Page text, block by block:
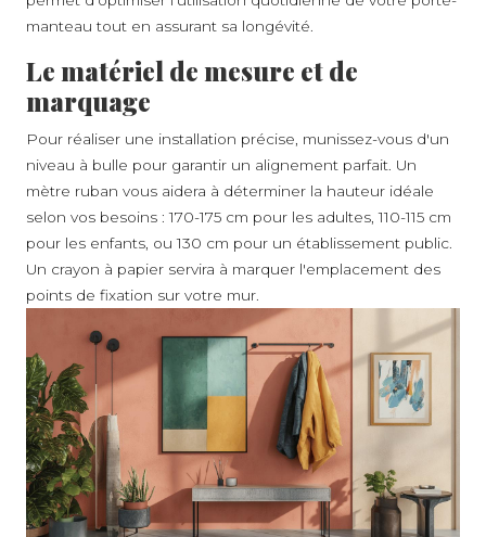
manteau tout en assurant sa longévité.
Le matériel de mesure et de
marquage
Pour réaliser une installation précise, munissez-vous d'un
niveau à bulle pour garantir un alignement parfait. Un
mètre ruban vous aidera à déterminer la hauteur idéale
selon vos besoins : 170-175 cm pour les adultes, 110-115 cm
pour les enfants, ou 130 cm pour un établissement public.
Un crayon à papier servira à marquer l'emplacement des
points de fixation sur votre mur.